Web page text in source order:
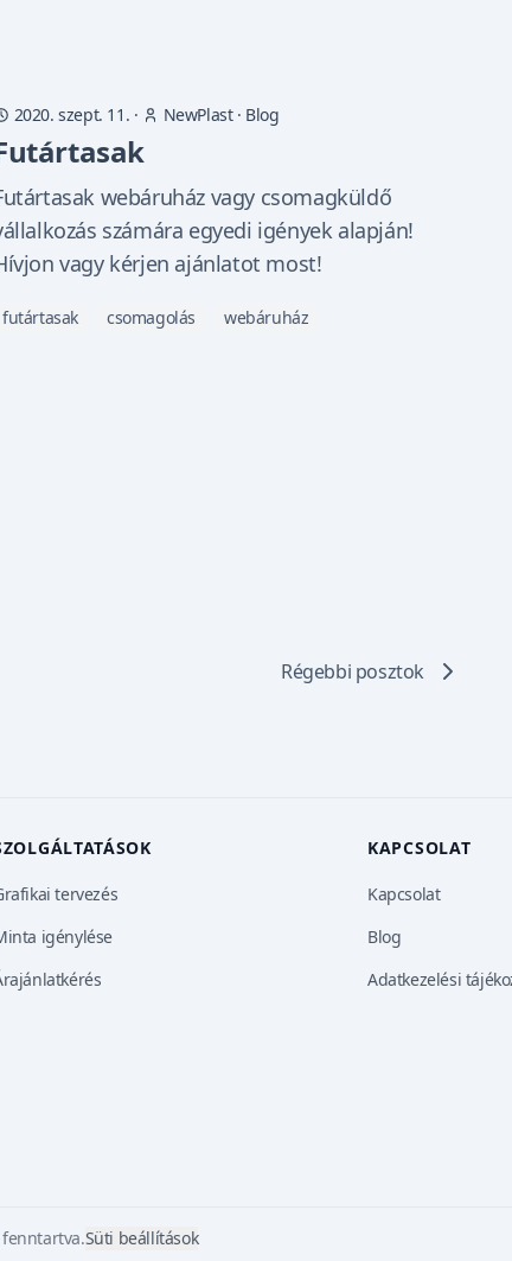
2020. szept. 11. · NewPlast· Blog
webáruház vagy csomagküldő
számára egyedi igények alapján!
vagy kérjen ajánlatot most!
futártasak csomagolás webáruház
Régebbi posztok
tervezés
igénylése
KAPCSOLAT
Kapcsolat
Blog
Adatkezelési
Süti beállítások